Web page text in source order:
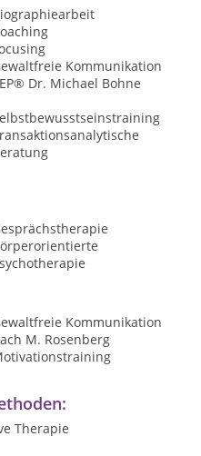
Kommunikation
Dr. Michael Bohne
Kommunikation
M. Rosenberg
Therapie